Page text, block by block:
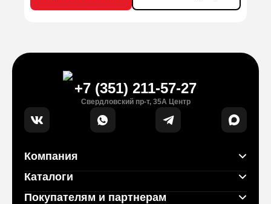
+7 (351) 211-57-27
Свердловский пр-т, 35А Центр
Компания
Каталоги
Покупателям и партнерам